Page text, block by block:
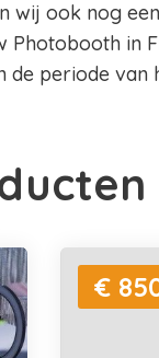
wij ook nog
Photobooth in
periode van
€